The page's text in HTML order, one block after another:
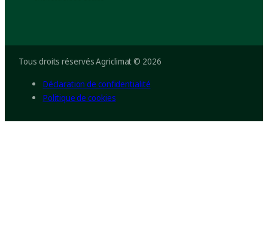
Tous droits réservés Agriclimat © 2026
Déclaration de confidentialité
Politique de cookies